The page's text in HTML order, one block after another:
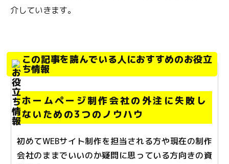
介していきます。
この記事を読んでいる人におすすめのお役立
ち情報
ホームページ制作会社の外注に失敗し
ないための3つのノウハウ
初めてWEBサイト制作を担当される方や現在の制作
会社のままでいいのか疑問に思っている方向きの資